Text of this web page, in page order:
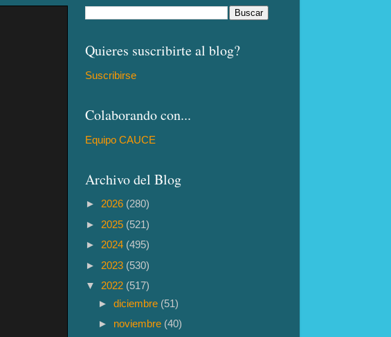
Quieres suscribirte al blog?
Suscribirse
Colaborando con...
Equipo CAUCE
Archivo del Blog
► 2026 (280)
► 2025 (521)
► 2024 (495)
► 2023 (530)
▼ 2022 (517)
►diciembre (51)
► noviembre (40)